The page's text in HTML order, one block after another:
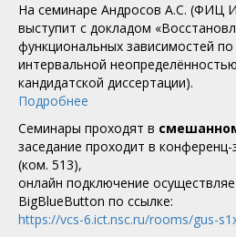
На семинаре Андросов А.С. (ФИЦ
выступит с докладом
функциональных зависимостей
интервальной
кандидатской диссертации).
Подробнее
Семинары проходят в
заседание проходит в
(ком. 513),
онлайн подключение
BigBlueButton по ссылке:
https://vcs-6.ict.nsc.ru/rooms/gus-